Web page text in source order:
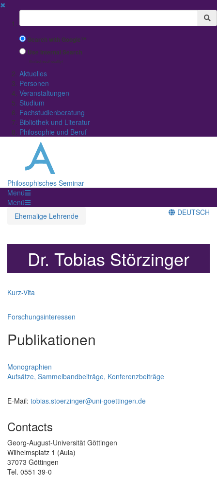
✖
Suchbegriff
Search with Google™
Use Internal Search
(limited result quality)
Aktuelles
Personen
Veranstaltungen
Studium
Fachstudienberatung
Bibliothek und Literatur
Philosophie und Beruf
Philosophisches Seminar
Menü
Menü
Ehemalige Lehrende
DEUTSCH
Dr. Tobias Störzinger
Kurz-Vita
Forschungsinteressen
Publikationen
Monographien
Aufsätze, Sammelbandbeiträge, Konferenzbeiträge
E-Mail: tobias.stoerzinger@uni-goettingen.de
Contacts
Georg-August-Universität Göttingen
Wilhelmsplatz 1 (Aula)
37073 Göttingen
Tel. 0551 39-0